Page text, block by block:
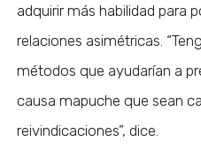
adquirir más habilidad para
relaciones asimétricas.
métodos que ayudarían a
causa mapuche que sean
reivindicaciones”, dice.